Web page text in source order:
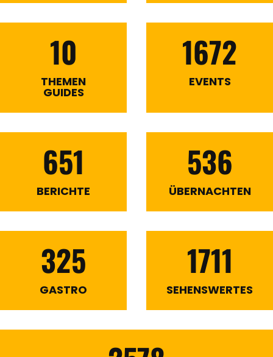
10
THEMEN
GUIDES
1672
EVENTS
651
BERICHTE
536
ÜBERNACHTEN
325
GASTRO
1711
SEHENSWERTES